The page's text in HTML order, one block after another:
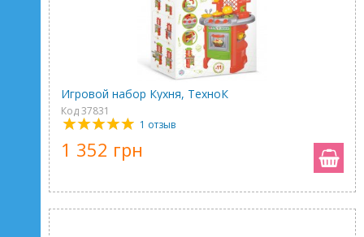
Игровой набор Кухня, ТехноК
Код 37831
1 отзыв
1 352 грн